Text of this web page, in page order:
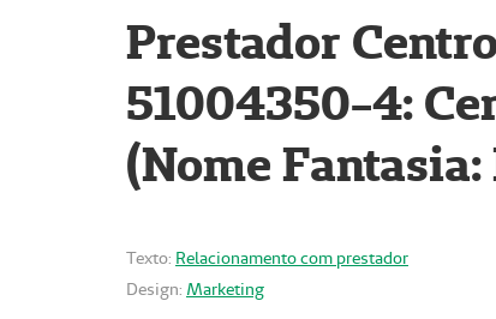
Prestador
51004350-4:
(Nome
Texto: Relacionamento com prestador
Design: Marketing